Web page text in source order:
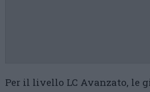
Per il livello LC Avanzato, le